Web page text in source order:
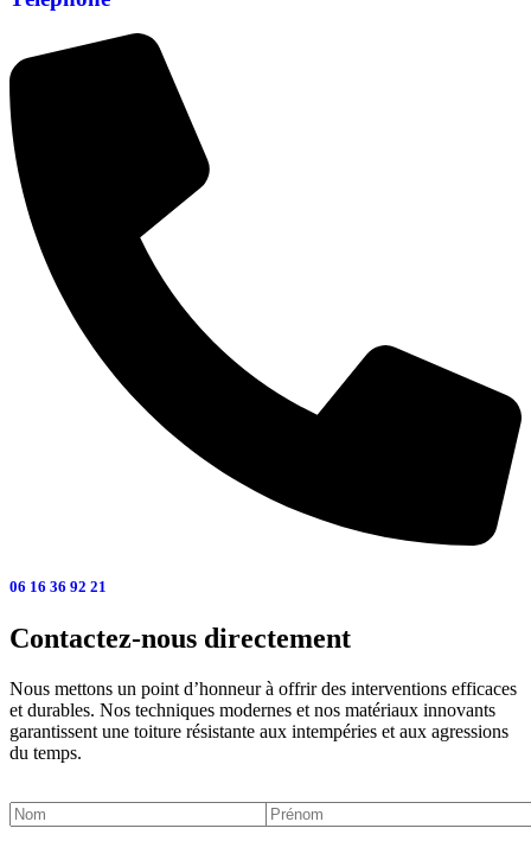
06 16 36 92 21
Contactez-nous directement
Nous mettons un point d’honneur à offrir des interventions efficaces
et durables. Nos techniques modernes et nos matériaux innovants
garantissent une toiture résistante aux intempéries et aux agressions
du temps.